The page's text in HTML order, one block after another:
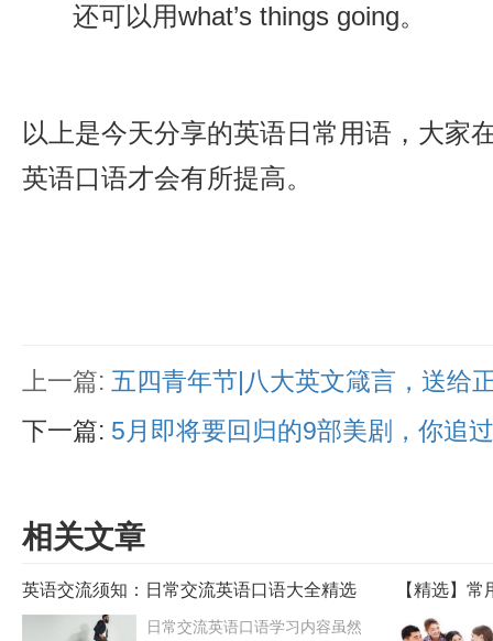
还可以用what’s things going。
以上是今天分享的英语日常用语，大家
英语口语才会有所提高。
上一篇: 五四青年节|八大英文箴言，送给
下一篇: 5月即将要回归的9部美剧，你追
相关文章
英语交流须知：日常交流英语口语大全精选
日常交流英语口语学习内容虽然
【精选】
通用句子